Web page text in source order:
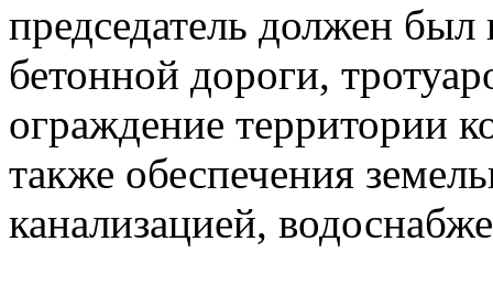
председатель должен был
бетонной дороги,
ограждение территории
также обеспечения
канализацией,